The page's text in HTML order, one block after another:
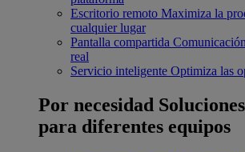
Escritorio remoto Maximiza la
cualquier lugar
Pantalla compartida
real
Servicio inteligente Optimiza las
Por necesidad
para diferentes equipos